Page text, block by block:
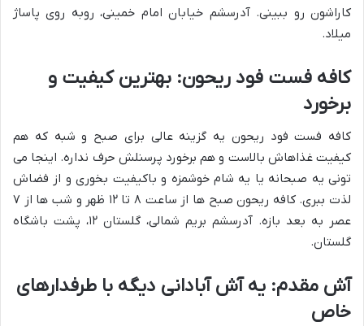
کاراشون رو ببینی. آدرسشم خیابان امام خمینی، روبه روی پاساژ
میلاد.
کافه فست فود ریحون: بهترین کیفیت و
برخورد
کافه فست فود ریحون یه گزینه عالی برای صبح و شبه که هم
کیفیت غذاهاش بالاست و هم برخورد پرسنلش حرف نداره. اینجا می
تونی یه صبحانه یا یه شام خوشمزه و باکیفیت بخوری و از فضاش
لذت ببری. کافه ریحون صبح ها از ساعت ۸ تا ۱۲ ظهر و شب ها از ۷
عصر به بعد بازه. آدرسشم بریم شمالی، گلستان ۱۲، پشت باشگاه
گلستان.
آش مقدم: یه آش آبادانی دیگه با طرفدارهای
خاص